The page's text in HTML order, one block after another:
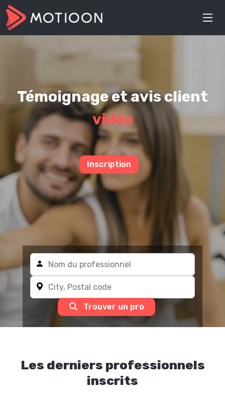
Témoignage et avis client
vidéo
Inscription
Trouver un pro
Les derniers professionnels
inscrits